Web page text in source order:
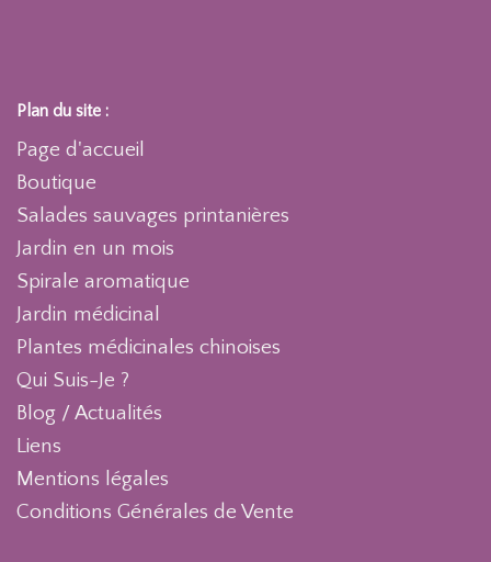
Plan du site :
Page d'accueil
Boutique
Salades sauvages printanières
Jardin en un mois
Spirale aromatique
Jardin médicinal
Plantes médicinales chinoises
Qui Suis-Je ?
Blog / Actualités
Liens
Mentions légales
Conditions Générales de Vente